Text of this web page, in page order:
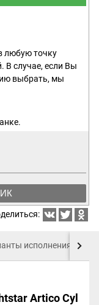
любую точку
В случае, если Вы
выбрать, мы
исполнения
Artico Cyl